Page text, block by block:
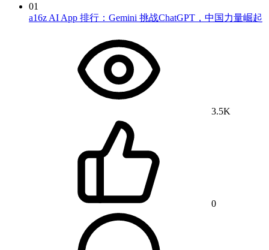
01
a16z AI App 排行：Gemini 挑战ChatGPT，中国力量崛起
3.5K
0